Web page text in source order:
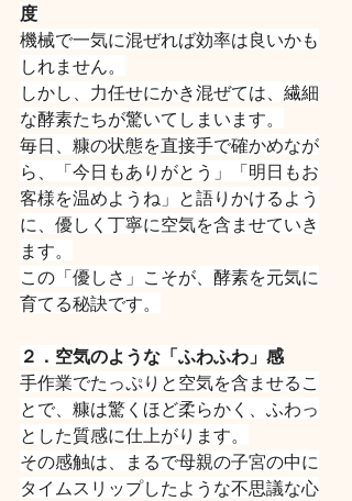
度
機械で一気に混ぜれば効率は良いかも
しれません。
しかし、力任せにかき混ぜては、繊細
な酵素たちが驚いてしまいます。
毎日、糠の状態を直接手で確かめなが
ら、「今日もありがとう」「明日もお
客様を温めようね」と語りかけるよう
に、優しく丁寧に空気を含ませていき
ます。
この「優しさ」こそが、酵素を元気に
育てる秘訣です。
２．空気のような「ふわふわ」感
手作業でたっぷりと空気を含ませるこ
とで、糠は驚くほど柔らかく、ふわっ
とした質感に仕上がります。
その感触は、まるで母親の子宮の中に
タイムスリップしたような不思議な心